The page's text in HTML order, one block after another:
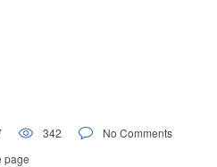
342
No Comments
page